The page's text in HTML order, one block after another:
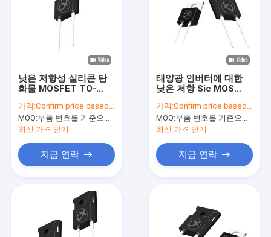
낮은 저항성 실리콘 탄
화물 MOSFET TO-
가격:Confirm price based on part number
MOQ:부품 번호를 기준으로 수량 확인
최신 가격 받기
지금 연락
태양광 인버터에 대한
낮은 저항 Sic MOS
가격:Confirm price based on part number
MOQ:부품 번호를 기준으로 수량 확인
최신 가격 받기
지금 연락